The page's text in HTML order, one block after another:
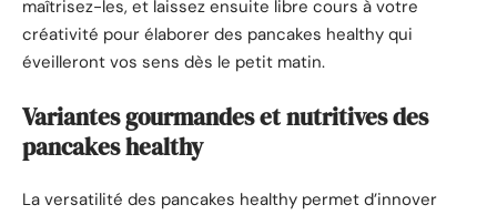
maîtrisez-les, et laissez ensuite libre cours à votre
créativité pour élaborer des pancakes healthy qui
éveilleront vos sens dès le petit matin.
Variantes gourmandes et nutritives des
pancakes healthy
La versatilité des pancakes healthy permet d’innover